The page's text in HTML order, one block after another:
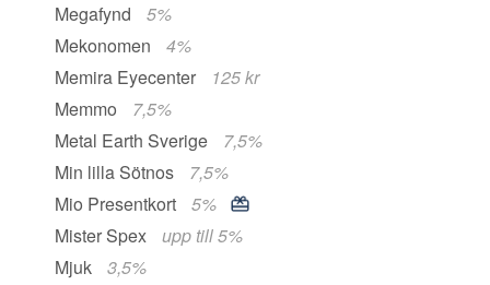
Megafynd
5%
Mekonomen
4%
Memira Eyecenter
125 kr
Memmo
7,5%
Metal Earth Sverige
7,5%
Min lilla Sötnos
7,5%
Mio Presentkort
5%
Mister Spex
upp till 5%
Mjuk
3,5%